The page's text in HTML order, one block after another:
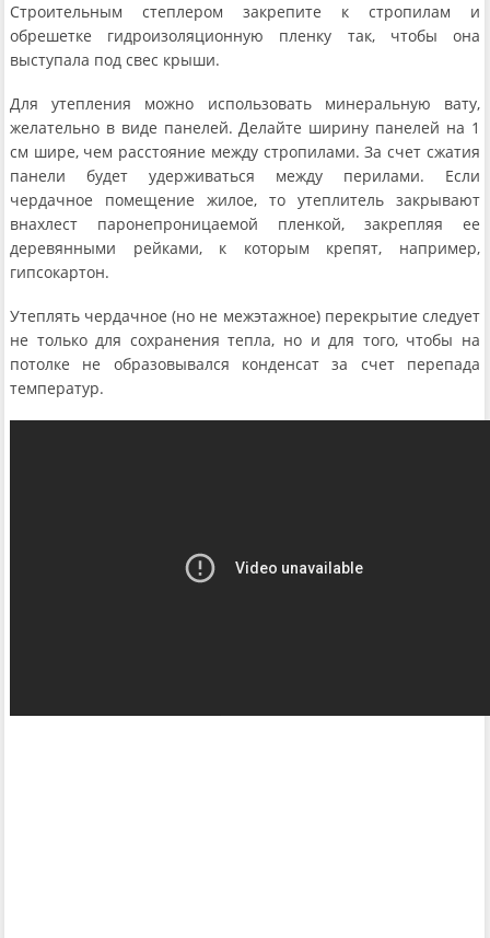
Строительным степлером закрепите к стропилам и
обрешетке гидроизоляционную пленку так, чтобы она
выступала под свес крыши.
Для утепления можно использовать минеральную вату,
желательно в виде панелей. Делайте ширину панелей на 1
см шире, чем расстояние между стропилами. За счет сжатия
панели будет удерживаться между перилами. Если
чердачное помещение жилое, то утеплитель закрывают
внахлест паронепроницаемой пленкой, закрепляя ее
деревянными рейками, к которым крепят, например,
гипсокартон.
Утеплять чердачное (но не межэтажное) перекрытие следует
не только для сохранения тепла, но и для того, чтобы на
потолке не образовывался конденсат за счет перепада
температур.